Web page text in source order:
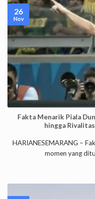
Fakta Menarik Piala
hingga
HARIANESEMARANG –
momen yang
26
Nov